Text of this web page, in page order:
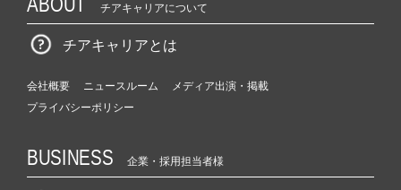
チアキャリアについて
チアキャリアとは
会社概要 ニュースルーム
メディア出演・掲載
プライバシーポリシー
BUSINESS 企業・採用担当者様